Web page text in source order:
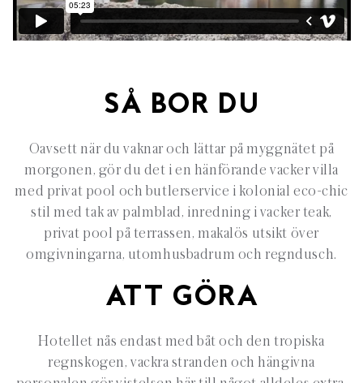
SÅ BOR DU
Oavsett när du vaknar och lättar på myggnätet på
morgonen, gör du det i en hänförande vacker villa
med privat pool och butlerservice i kolonial eco-chic
stil med tak av palmblad, inredning i vacker teak,
privat pool på terrassen, makalös utsikt över
omgivningarna, utomhusbadrum och regndusch.
ATT GÖRA
Hotellet nås endast med båt och den tropiska
regnskogen, vackra stranden och hängivna